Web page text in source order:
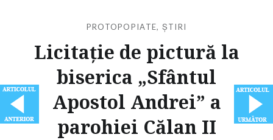
PROTOPOPIATE, ȘTIRI
Licitație de pictură la
biserica „Sfântul
Apostol Andrei” a
parohiei Călan II